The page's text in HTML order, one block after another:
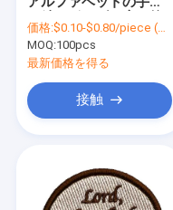
章を切った
価格:$0.10-$0.80/piece (depends on the design and order quantity)
MOQ:100pcs
最新価格を得る
接触